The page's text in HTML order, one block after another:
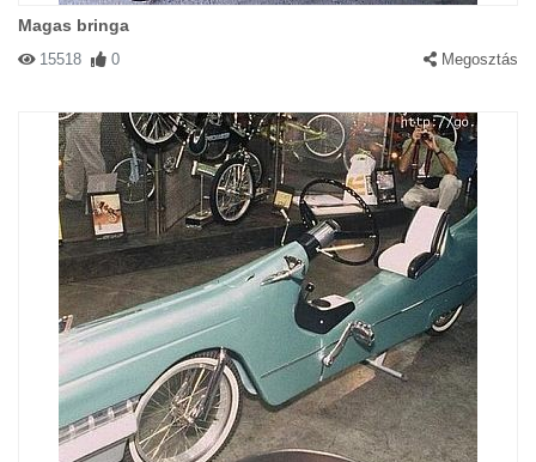
Magas bringa
15518 0 Megosztás